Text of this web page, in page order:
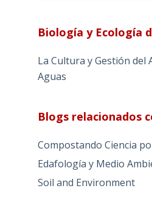
Biología y Ecología
La Cultura y Gestión del
Aguas
Blogs relacionados
Compostando Ciencia
Edafología y Medio
Soil and Environment